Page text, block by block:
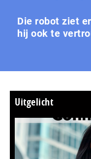
Die robot ziet
hij ook te
Uitgelicht